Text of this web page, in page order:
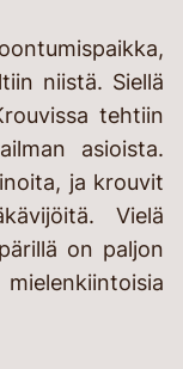
niistä. Siellä
tehtiin
asioista.
ja krouvit
Vielä
on paljon